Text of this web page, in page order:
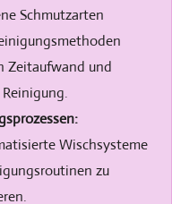
Schmutzarten
Zeitaufwand und
Wischsysteme
zu